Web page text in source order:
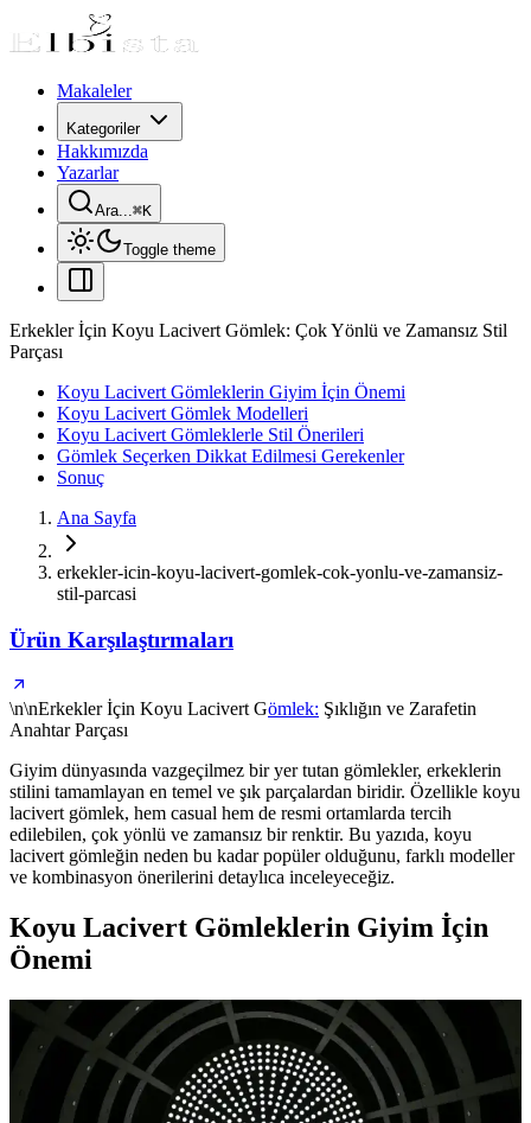
Makaleler
Kategoriler
Hakkımızda
Yazarlar
Ara...⌘K
Toggle theme
Erkekler İçin Koyu Lacivert Gömlek: Çok Yönlü ve Zamansız Stil
Parçası
Koyu Lacivert Gömleklerin Giyim İçin Önemi
Koyu Lacivert Gömlek Modelleri
Koyu Lacivert Gömleklerle Stil Önerileri
Gömlek Seçerken Dikkat Edilmesi Gerekenler
Sonuç
Ana Sayfa
erkekler-icin-koyu-lacivert-gomlek-cok-yonlu-ve-zamansiz-
stil-parcasi
Ürün Karşılaştırmaları
\n\nErkekler İçin Koyu Lacivert Gömlek: Şıklığın ve Zarafetin
Anahtar Parçası
Giyim dünyasında vazgeçilmez bir yer tutan gömlekler, erkeklerin
stilini tamamlayan en temel ve şık parçalardan biridir. Özellikle koyu
lacivert gömlek, hem casual hem de resmi ortamlarda tercih
edilebilen, çok yönlü ve zamansız bir renktir. Bu yazıda, koyu
lacivert gömleğin neden bu kadar popüler olduğunu, farklı modeller
ve kombinasyon önerilerini detaylıca inceleyeceğiz.
Koyu Lacivert Gömleklerin Giyim İçin
Önemi